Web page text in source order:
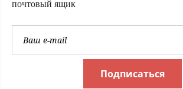
почтовый ящик
Подписаться